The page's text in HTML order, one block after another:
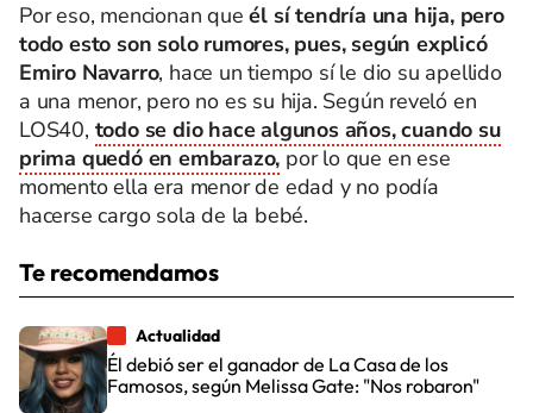
Por eso, mencionan que él sí tendría una hija, pero
todo esto son solo rumores, pues, según explicó
Emiro Navarro, hace un tiempo sí le dio su apellido
a una menor, pero no es su hija. Según reveló en
LOS40, todo se dio hace algunos años, cuando su
prima quedó en embarazo, por lo que en ese
momento ella era menor de edad y no podía
hacerse cargo sola de la bebé.
Te recomendamos
Actualidad
Él debió ser el ganador de La Casa de los
Famosos, según Melissa Gate: "Nos robaron"